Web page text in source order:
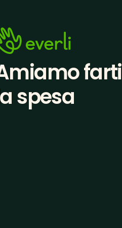
farti
spesa